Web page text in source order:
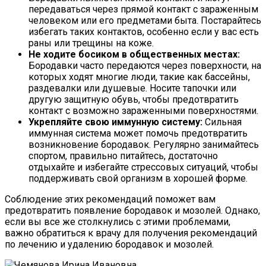
передаваться через прямой контакт с зараженным
человеком или его предметами быта. Постарайтесь
избегать таких контактов, особенно если у вас есть
раны или трещины на коже.
Не ходите босиком в общественных местах:
Бородавки часто передаются через поверхности, на
которых ходят многие люди, такие как бассейны,
раздевалки или душевые. Носите тапочки или
другую защитную обувь, чтобы предотвратить
контакт с возможно зараженными поверхностями.
Укрепляйте свою иммунную систему: Сильная
иммунная система может помочь предотвратить
возникновение бородавок. Регулярно занимайтесь
спортом, правильно питайтесь, достаточно
отдыхайте и избегайте стрессовых ситуаций, чтобы
поддерживать свой организм в хорошей форме.
Соблюдение этих рекомендаций поможет вам
предотвратить появление бородавок и мозолей. Однако,
если вы все же столкнулись с этими проблемами,
важно обратиться к врачу для получения рекомендаций
по лечению и удалению бородавок и мозолей.